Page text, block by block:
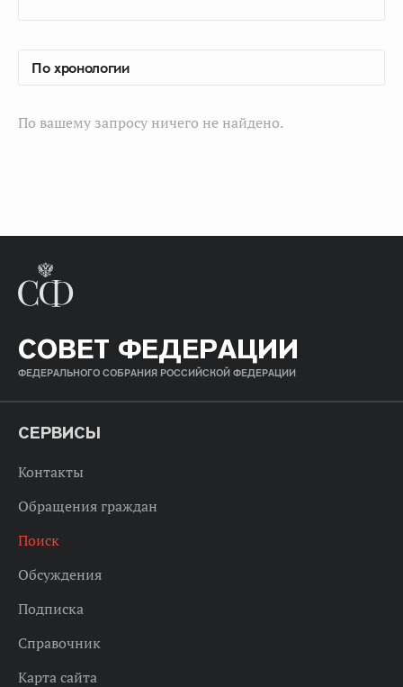
По вашему запросу ничего не найдено.
СОВЕТ ФЕДЕРАЦИИ
ФЕДЕРАЛЬНОГО СОБРАНИЯ РОССИЙСКОЙ ФЕДЕРАЦИИ
СЕРВИСЫ
Контакты
Обращения граждан
Поиск
Обсуждения
Подписка
Справочник
Карта сайта